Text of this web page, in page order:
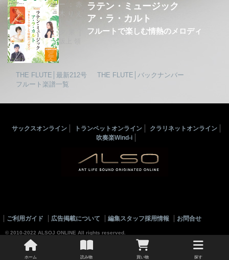
ホーム 読み物 買い物 探す
ラテン・ミュージック
ア・ラ・カルト
フルートで楽しむ情熱のメロディ
ー：赤
木りえ
THE FLUTE│最新212号
THE FLUTE│バックナンバー
フルート楽譜一覧
サックスオンライン トランペットオンライン
クラリネットオンライン
吹奏楽Wind-i
ご利用ガイド 広告掲載について 編集スタッフ採用情報 お問合せ
© 2010-2022 ALSOJ ONLINE All rights reserved.